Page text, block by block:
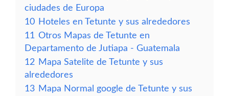
ciudades de Europa
10 Hoteles en Tetunte y sus alrededores
11 Otros Mapas de Tetunte en
Departamento de Jutiapa - Guatemala
12 Mapa Satelite de Tetunte y sus
alrededores
13 Mapa Normal google de Tetunte y sus